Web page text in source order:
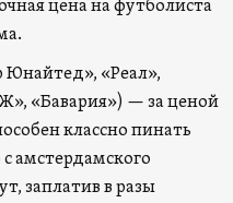
цена на футболиста
Юнайтед», «Реал»,
«Бавария») — за ценой
классно пинать
амстердамского
заплатив в разы